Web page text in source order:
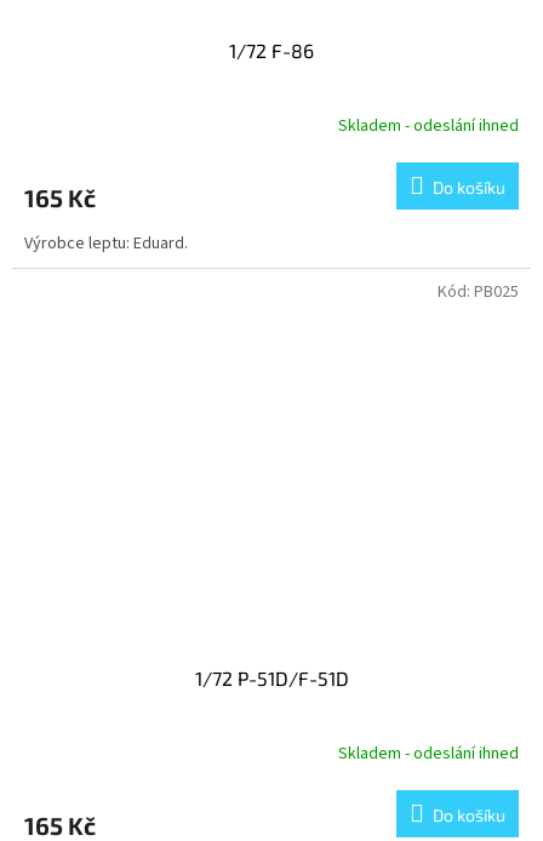
1/72 F-86
Skladem - odeslání ihned
165 Kč Do košíku
Výrobce leptu: Eduard.
1/72 P-51D/F-51D
Skladem - odeslání ihned
165 Kč Do košíku
Kód: PB025